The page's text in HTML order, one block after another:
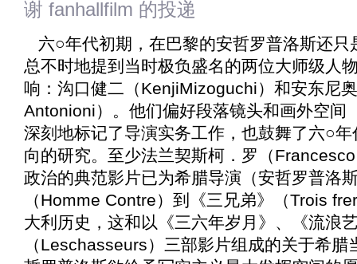
谢 fanhallfilm 的投递
六○年代初期，在巴黎的安哲罗普洛斯还只
总不时地提到当时极负盛名的两位大师级人
响：沟口健二（KenjiMizoguchi）和安东尼
Antonioni）。他们偏好段落镜头和画外空间
深刻地标记了导演实务工作，也鼓舞了六○
向的研究。至少法兰契斯柯．罗（
政治的典范影片已为希腊导演（安哲罗普洛
（Homme Contre）到《三兄弟》（Trois
大利历史，这和以《三六年岁月 》、《流浪
（Leschasseurs）三部影片组成的关于希